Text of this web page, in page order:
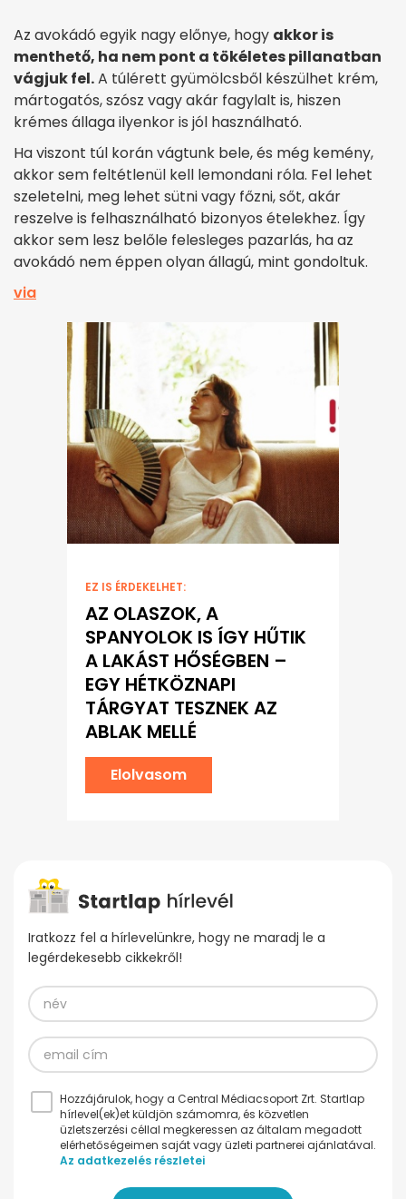
Az avokádó egyik nagy előnye, hogy akkor is
menthető, ha nem pont a tökéletes pillanatban
vágjuk fel.A túlérett gyümölcsből készülhet krém,
mártogatós, szósz vagy akár fagylalt is, hiszen
krémes állaga ilyenkor is jól használható.
Ha viszont túl korán vágtunk bele, és még kemény,
akkor sem feltétlenül kell lemondani róla. Fel lehet
szeletelni, meg lehet sütni vagy főzni, sőt, akár
reszelve is felhasználható bizonyos ételekhez. Így
akkor sem lesz belőle felesleges pazarlás, ha az
avokádó nem éppen olyan állagú, mint gondoltuk.
via
EZ IS ÉRDEKELHET:
AZ OLASZOK, A
SPANYOLOK IS ÍGY HŰTIK
A LAKÁST HŐSÉGBEN –
EGY HÉTKÖZNAPI
TÁRGYAT TESZNEK AZ
ABLAK MELLÉ
Elolvasom
Iratkozz fel a hírlevelünkre, hogy ne maradj le a
legérdekesebb cikkekről!
Hozzájárulok, hogy a Central Médiacsoport Zrt. Startlap
hírlevel(ek)et küldjön számomra, és közvetlen
üzletszerzési céllal megkeressen az általam megadott
elérhetőségeimen saját vagy üzleti partnerei ajánlatával.
Az adatkezelés részletei